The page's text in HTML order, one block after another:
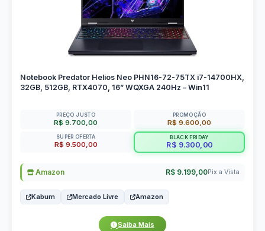
Notebook Predator Helios Neo PHN16-72-75TX i7-14700HX,
32GB, 512GB, RTX4070, 16” WQXGA 240Hz – Win11
PREÇO JUSTO
R$ 9.700,00
PROMOÇÃO
R$ 9.600,00
SUPER OFERTA
R$ 9.500,00
BLACK FRIDAY
R$ 9.300,00
Amazon R$ 9.199,00Pix a Vista
Kabum Mercado Livre Amazon
Saiba Mais